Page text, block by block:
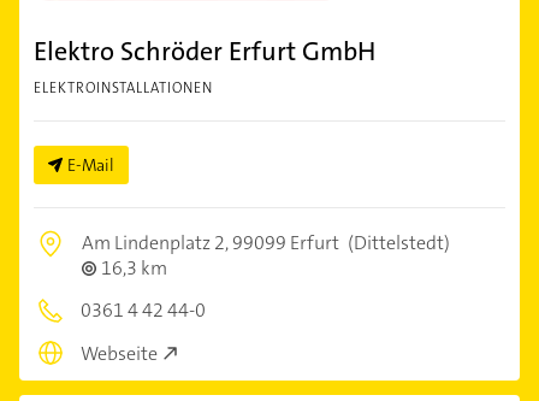
Elektro Schröder Erfurt GmbH
ELEKTROINSTALLATIONEN
E-Mail
Am Lindenplatz 2,99099 Erfurt (Dittelstedt)
16,3 km
0361 4 42 44-0
Webseite